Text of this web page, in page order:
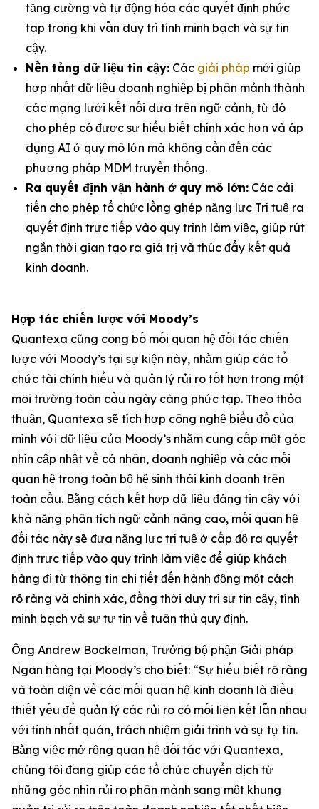
tăng cường và tự động hóa các quyết định phức
tạp trong khi vẫn duy trì tính minh bạch và sự tin
cậy.
Nền tảng dữ liệu tin cậy: Các giải pháp mới giúp
hợp nhất dữ liệu doanh nghiệp bị phân mảnh thành
các mạng lưới kết nối dựa trên ngữ cảnh, từ đó
cho phép có được sự hiểu biết chính xác hơn và áp
dụng AI ở quy mô lớn mà không cần đến các
phương pháp MDM truyền thống.
Ra quyết định vận hành ở quy mô lớn: Các cải
tiến cho phép tổ chức lồng ghép năng lực Trí tuệ ra
quyết định trực tiếp vào quy trình làm việc, giúp rút
ngắn thời gian tạo ra giá trị và thúc đẩy kết quả
kinh doanh.
Hợp tác chiến lược với Moody’s
Quantexa cũng công bố mối quan hệ đối tác chiến
lược với Moody’s tại sự kiện này, nhằm giúp các tổ
chức tài chính hiểu và quản lý rủi ro tốt hơn trong một
môi trường toàn cầu ngày càng phức tạp. Theo thỏa
thuận, Quantexa sẽ tích hợp công nghệ biểu đồ của
mình với dữ liệu của Moody’s nhằm cung cấp một góc
nhìn cập nhật về cá nhân, doanh nghiệp và các mối
quan hệ trong toàn bộ hệ sinh thái kinh doanh trên
toàn cầu. Bằng cách kết hợp dữ liệu đáng tin cậy với
khả năng phân tích ngữ cảnh nâng cao, mối quan hệ
đối tác này sẽ đưa năng lực trí tuệ ở cấp độ ra quyết
định trực tiếp vào quy trình làm việc để giúp khách
hàng đi từ thông tin chi tiết đến hành động một cách
rõ ràng và chính xác, đồng thời duy trì sự tin cậy, tính
minh bạch và sự tự tin về tuân thủ quy định.
Ông Andrew Bockelman, Trưởng bộ phận Giải pháp
Ngân hàng tại Moody’s cho biết: “Sự hiểu biết rõ ràng
và toàn diện về các mối quan hệ kinh doanh là điều
thiết yếu để quản lý các rủi ro có mối liên kết lẫn nhau
với tính nhất quán, trách nhiệm giải trình và sự tự tin.
Bằng việc mở rộng quan hệ đối tác với Quantexa,
chúng tôi đang giúp các tổ chức chuyển dịch từ
những góc nhìn rủi ro phân mảnh sang một khung